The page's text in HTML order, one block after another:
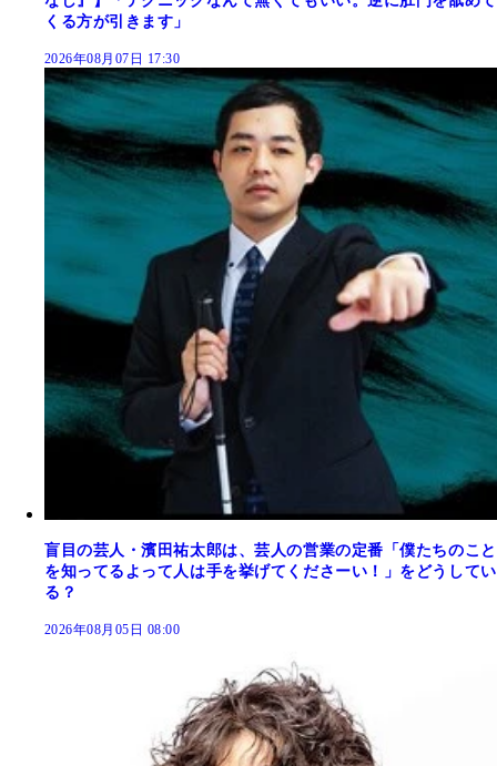
くる方が引きます」
2026年08月07日 17:30
盲目の芸人・濱田祐太郎は、芸人の営業の定番「僕たちのこと
を知ってるよって人は手を挙げてくださーい！」をどうしてい
る？
2026年08月05日 08:00